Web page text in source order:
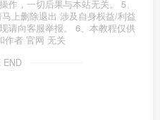
作，一切后果与本站无关。 5、
上删除退出 涉及自身权益/利益
请向客服举报。 6、本教程仅供
作者 官网 无关
END